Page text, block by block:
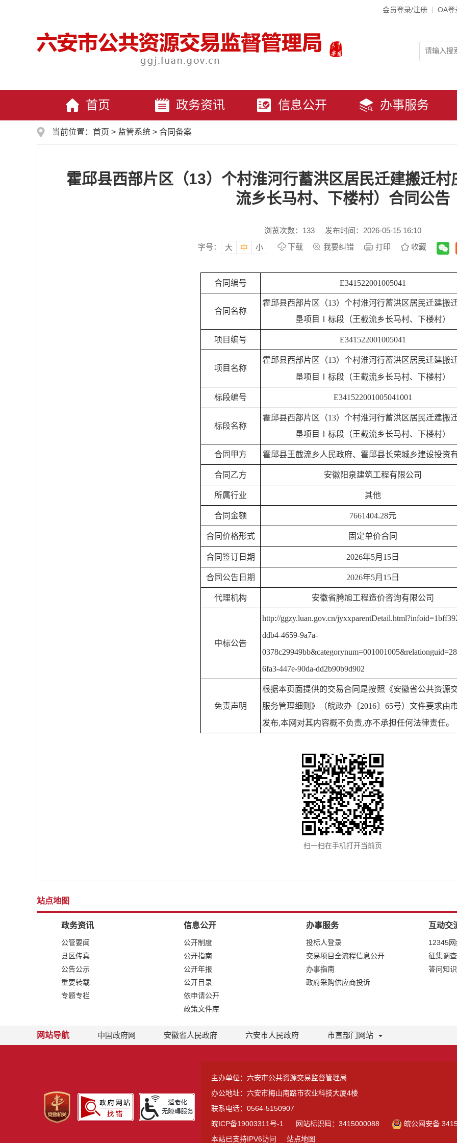
会员登录/注册 OA登
首页 政务资讯 信息公开 办事服务
当前位置： 首页 > 监管系统 > 合同备案
霍邱县西部片区（13）个村淮河行蓄洪区居民迁建搬迁
流乡长马村、下楼村）合同公告
浏览次数： 133
发布时间：2026-05-15 16:10
字号：
大 中 小 下载 我要纠错 打印 收藏
合同编号 E341522001005041
合同名称
霍邱县西部片区（13）个村淮河行蓄洪区居民迁建搬
垦项目Ⅰ标段（王截流乡长马村、下楼村）
项目编号 E341522001005041
项目名称
霍邱县西部片区（13）个村淮河行蓄洪区居民迁建搬
垦项目Ⅰ标段（王截流乡长马村、下楼村）
标段编号 E341522001005041001
标段名称
霍邱县西部片区（13）个村淮河行蓄洪区居民迁建搬
垦项目Ⅰ标段（王截流乡长马村、下楼村）
合同甲方 霍邱县王截流乡人民政府、霍邱县长荣城乡建设投资
合同乙方 安徽阳泉建筑工程有限公司
所属行业 其他
合同金额 7661404.28元
合同价格形式 固定单价合同
合同签订日期 2026年5月15日
合同公告日期 2026年5月15日
代理机构 安徽省腾旭工程造价咨询有限公司
中标公告
http://ggzy.luan.gov.cn/
ddb4-4659-9a7a-
6fa3-447e-90da-dd2b90b9d902
免责声明
根据本页面提供的交易合同是按照《安徽省公共资源
服务管理细则》（皖政办〔2016〕65号）文件要求由
发布,本网对其内容概不负责,亦不承担任何法律责任。
扫一扫在手机打开当前页
站点地图
政务资讯
公管要闻
县区传真
公告公示
重要转载
专题专栏
信息公开
公开制度
公开指南
公开年报
公开目录
依申请公开
政策文件库
办事服务
投标人登录
交易项目全流程信息公开
办事指南
政府采购供应商投诉
互动交
12345
征集调查
答问知
网站导航 中国政府网 安徽省人民政府 六安市人民政府 市直部门网站
主办单位：六安市公共资源交易监督管理局
办公地址：六安市梅山南路市农业科技大厦4楼
联系电话：0564-5150907
皖ICP备19003311号-1
网站标识码：3415000088
皖公网安备
本站已支持IPV6访问
站点地图